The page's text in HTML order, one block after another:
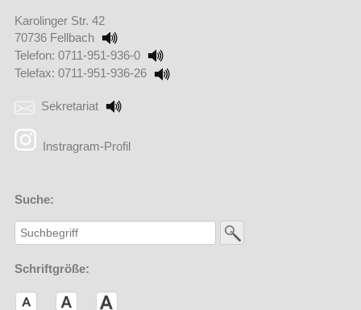
Karolinger Str. 42
70736 Fellbach
Telefon: 0711-951-936-0
Telefax: 0711-951-936-26
Sekretariat
Instragram-Profil
Suche:
Schriftgröße: